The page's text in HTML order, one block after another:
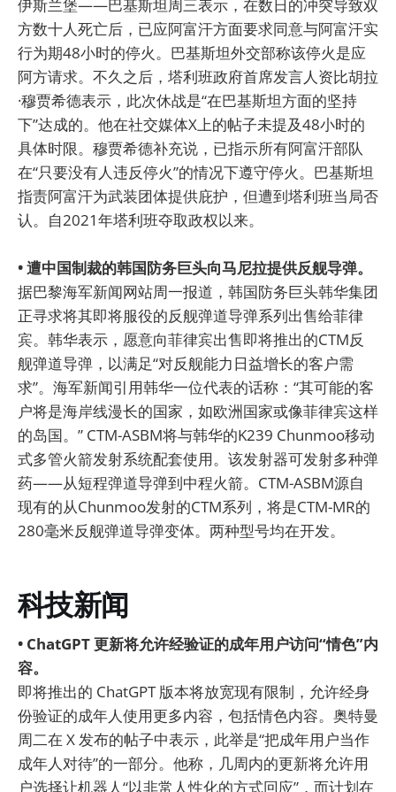
伊斯兰堡——巴基斯坦周三表示，在数日的冲突导致双
方数十人死亡后，已应阿富汗方面要求同意与阿富汗实
行为期48小时的停火。巴基斯坦外交部称该停火是应
阿方请求。不久之后，塔利班政府首席发言人资比胡拉
·穆贾希德表示，此次休战是“在巴基斯坦方面的坚持
下”达成的。他在社交媒体X上的帖子未提及48小时的
具体时限。穆贾希德补充说，已指示所有阿富汗部队
在“只要没有人违反停火”的情况下遵守停火。巴基斯坦
指责阿富汗为武装团体提供庇护，但遭到塔利班当局否
认。自2021年塔利班夺取政权以来。
• 遭中国制裁的韩国防务巨头向马尼拉提供反舰导弹。
据巴黎海军新闻网站周一报道，韩国防务巨头韩华集团
正寻求将其即将服役的反舰弹道导弹系列出售给菲律
宾。韩华表示，愿意向菲律宾出售即将推出的CTM反
舰弹道导弹，以满足“对反舰能力日益增长的客户需
求”。海军新闻引用韩华一位代表的话称：“其可能的客
户将是海岸线漫长的国家，如欧洲国家或像菲律宾这样
的岛国。” CTM-ASBM将与韩华的K239 Chunmoo移动
式多管火箭发射系统配套使用。该发射器可发射多种弹
药——从短程弹道导弹到中程火箭。CTM-ASBM源自
现有的从Chunmoo发射的CTM系列，将是CTM-MR的
280毫米反舰弹道导弹变体。两种型号均在开发。
科技新闻
• ChatGPT 更新将允许经验证的成年用户访问“情色”内
容。
即将推出的 ChatGPT 版本将放宽现有限制，允许经身
份验证的成年人使用更多内容，包括情色内容。奥特曼
周二在 X 发布的帖子中表示，此举是“把成年用户当作
成年人对待”的一部分。他称，几周内的更新将允许用
户选择让机器人“以非常人性化的方式回应”，而计划在